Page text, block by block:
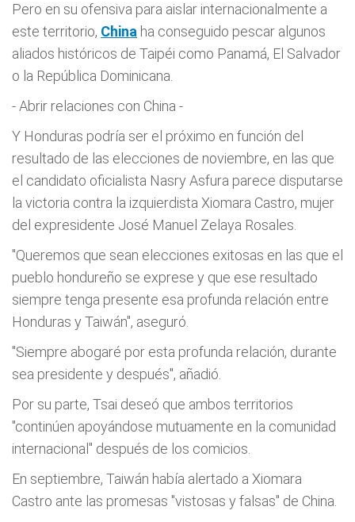
Pero en su ofensiva para aislar internacionalmente a
este territorio, China ha conseguido pescar algunos
aliados históricos de Taipéi como Panamá, El Salvador
o la República Dominicana.
- Abrir relaciones con China -
Y Honduras podría ser el próximo en función del
resultado de las elecciones de noviembre, en las que
el candidato oficialista Nasry Asfura parece disputarse
la victoria contra la izquierdista Xiomara Castro, mujer
del expresidente José Manuel Zelaya Rosales.
"Queremos que sean elecciones exitosas en las que el
pueblo hondureño se exprese y que ese resultado
siempre tenga presente esa profunda relación entre
Honduras y Taiwán", aseguró.
"Siempre abogaré por esta profunda relación, durante
sea presidente y después", añadió.
Por su parte, Tsai deseó que ambos territorios
"continúen apoyándose mutuamente en la comunidad
internacional" después de los comicios.
En septiembre, Taiwán había alertado a Xiomara
Castro ante las promesas "vistosas y falsas" de China.